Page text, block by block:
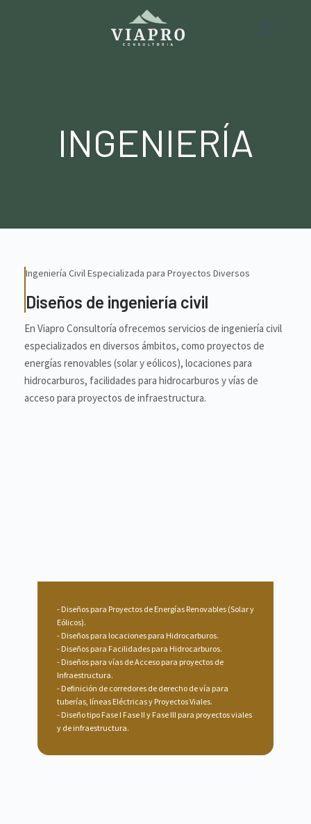
INGENIERÍA
Ingeniería Civil Especializada para Proyectos Diversos
Diseños de ingeniería civil
En Viapro Consultoría ofrecemos servicios de ingeniería civil
especializados en diversos ámbitos, como proyectos de
energías renovables (solar y eólicos), locaciones para
hidrocarburos, facilidades para hidrocarburos y vías de
acceso para proyectos de infraestructura.
Diseños para Proyectos de Energías Renovables (Solar y
Eólicos).
Diseños para locaciones para Hidrocarburos.
Diseños para Facilidades para Hidrocarburos.
Diseños para vías de Acceso para proyectos de
Infraestructura.
Definición de corredores de derecho de vía para
tuberías, líneas Eléctricas y Proyectos Viales.
Diseño tipo Fase I Fase II y Fase III para proyectos viales
y de infraestructura.